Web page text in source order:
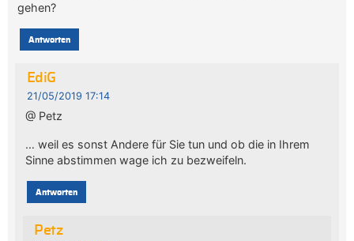
gehen?
Antworten
EdiG
21/05/2019 17:14
@ Petz
… weil es sonst Andere für Sie tun und ob die in Ihrem
Sinne abstimmen wage ich zu bezweifeln.
Antworten
Petz